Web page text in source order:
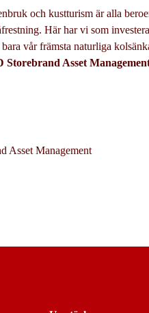
och kustturism är alla
Här har vi som
vår främsta naturliga
Storebrand Asset
Asset Management